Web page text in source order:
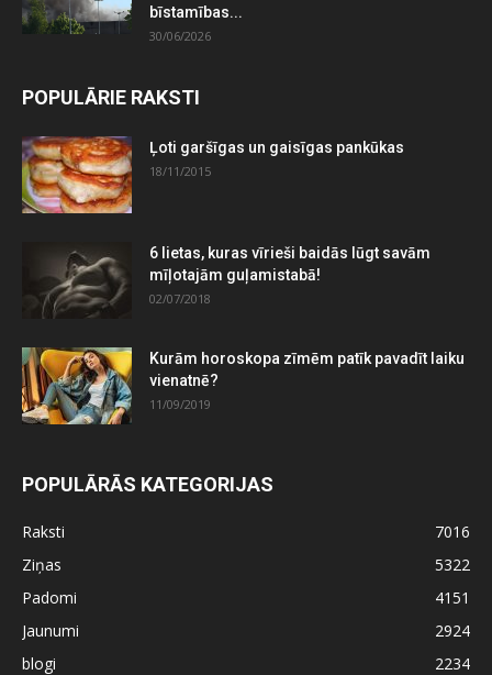
bīstamības...
30/06/2026
POPULĀRIE RAKSTI
Ļoti garšīgas un gaisīgas pankūkas
18/11/2015
6 lietas, kuras vīrieši baidās lūgt savām
mīļotajām guļamistabā!
02/07/2018
Kurām horoskopa zīmēm patīk pavadīt laiku
vienatnē?
11/09/2019
POPULĀRĀS KATEGORIJAS
Raksti
7016
Ziņas
5322
Padomi
4151
Jaunumi
2924
blogi
2234